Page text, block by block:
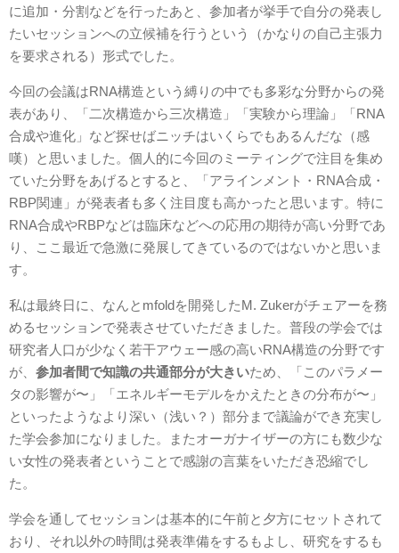
に追加・分割などを行ったあと、参加者が挙手で自分の発表し
たいセッションへの立候補を行うという（かなりの自己主張力
を要求される）形式でした。
今回の会議はRNA構造という縛りの中でも多彩な分野からの発
表があり、「二次構造から三次構造」「実験から理論」「RNA
合成や進化」など探せばニッチはいくらでもあるんだな（感
嘆）と思いました。個人的に今回のミーティングで注目を集め
ていた分野をあげるとすると、「アラインメント・RNA合成・
RBP関連」が発表者も多く注目度も高かったと思います。特に
RNA合成やRBPなどは臨床などへの応用の期待が高い分野であ
り、ここ最近で急激に発展してきているのではないかと思いま
す。
私は最終日に、なんとmfoldを開発したM. Zukerがチェアーを務
めるセッションで発表させていただきました。普段の学会では
研究者人口が少なく若干アウェー感の高いRNA構造の分野です
が、 参加者間で知識の共通部分が大きいため、「このパラメー
タの影響が〜」「エネルギーモデルをかえたときの分布が〜」
といったようなより深い（浅い？）部分まで議論ができ充実し
た学会参加になりました。またオーガナイザーの方にも数少な
い女性の発表者ということで感謝の言葉をいただき恐縮でし
た。
学会を通してセッションは基本的に午前と夕方にセットされて
おり、それ以外の時間は発表準備をするもよし、研究をするも